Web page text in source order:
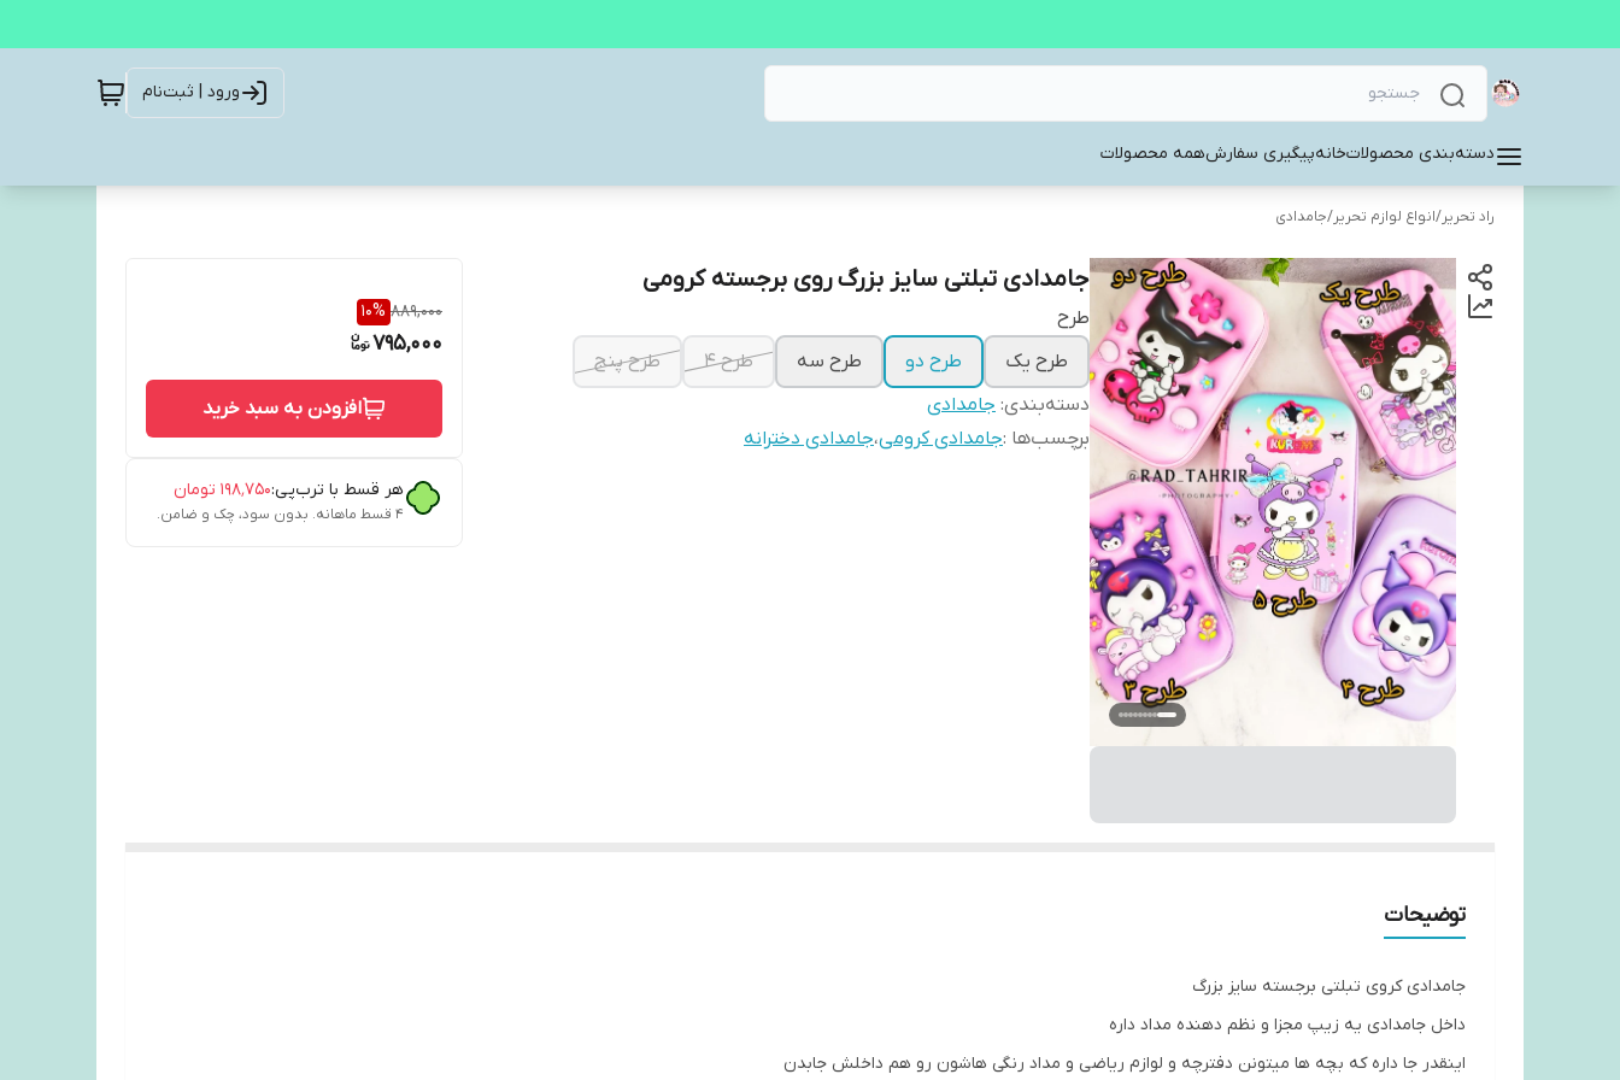
ورود | ثبت‌نام
دسته‌بندی محصولاتخانهپیگیری سفارشهمه محصولات
راد تحریر/انواع لوازم تحریر/جامدادی
جامدادی تبلتی سایز بزرگ روی برجسته کرومی
طرح
طرح یک
طرح دو طرح سه طرح ۴
طرح پنج
دسته‌بندی: جامدادی
برچسب‌ها :جامدادی کرومی،جامدادی دخترانه
889,000
10%
795,000
افزودن به سبد خرید
هر قسط با ترب‌پی:۱۹۸٬۷۵۰ تومان
۴ قسط ماهانه. بدون سود، چک و ضامن.
توضیحات
جامدادی کروی تبلتی برجسته سایز بزرگ
داخل جامدادی یه زیپ مجزا و نظم دهنده مداد داره
اینقدر جا داره که بچه ها میتونن دفترچه و لوازم ریاضی و مداد رنگی هاشون رو هم داخلش جابدن